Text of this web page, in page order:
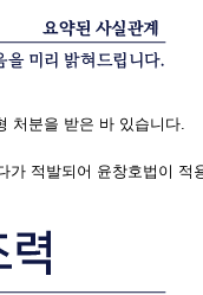
처분을 받은 바 있습니다.
적발되어 윤창호법이